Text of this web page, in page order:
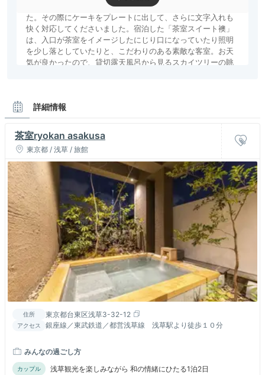
事前に一度旅館に伺い、彼の誕生日ケーキを預けていまし
た。その際にケーキをプレートに出して、さらに文字入れも
快く対応してくださいました。宿泊した「茶室スイート襖」
は、入口が茶室をイメージしたにじり口になっていたり照明
を少し落としていたりと、こだわりのある素敵な客室。お天
気が良かったので、貸切露天風呂から見るスカイツリーの眺
出迎えられ、ほうじ茶
ときんつばのおもてな
しを受けました。
して、予約していた貸
切の露天風呂に入りま
した。浴槽が木製で、
心身ともに癒されまし
た。
のお料理も旬のお野菜
が使われていて美味し
かったです。
茶室空間で、一味違う滞在がしたいなら
詳細情報
茶室ryokan asakusa
東京都 / 浅草 / 旅館
住所 東京都台東区浅草3-32-12
アクセス 銀座線／東武鉄道／都営浅草線 浅草駅より徒歩１０分
みんなの過ごし方
カップル 浅草観光を楽しみながら 和の情緒にひたる1泊2日